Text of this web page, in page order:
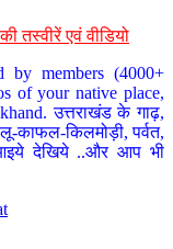
तस्वीरें एवं वीडियो
by members (4000+
of your native place,
उत्तराखंड के गाढ़,
काफल-किलमोड़ी, पर्वत,
आइये देखिये ..और आप भी